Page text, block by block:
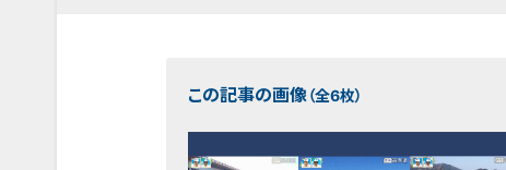
この記事の画像（全6枚）